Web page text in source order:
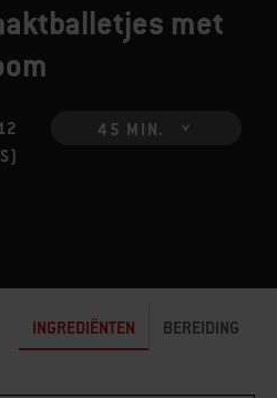
met
45 MIN.
INGREDIËNTEN BEREIDING